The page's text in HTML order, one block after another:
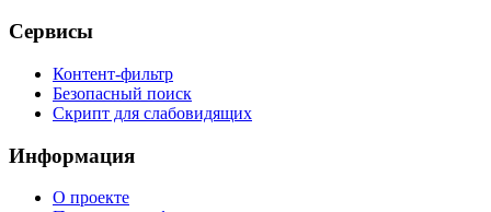
Сервисы
Контент-фильтр
Безопасный поиск
Скрипт для слабовидящих
Информация
О проекте